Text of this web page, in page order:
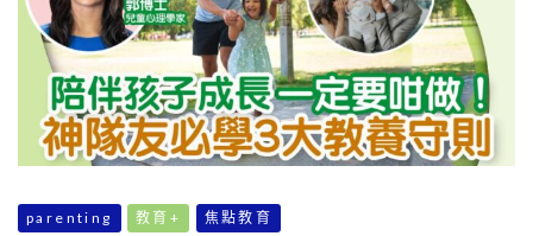
parenting 教育+ 焦點教育